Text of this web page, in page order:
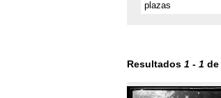
Resultados 1 - 1 de